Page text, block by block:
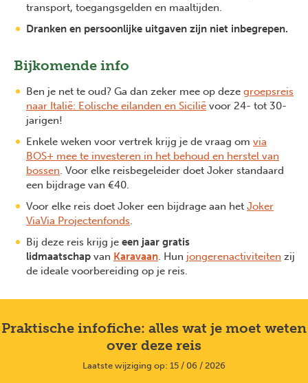
transport, toegangsgelden en maaltijden.
Dranken en persoonlijke uitgaven zijn niet inbegrepen.
Bijkomende info
Ben je net te oud? Ga dan zeker mee op deze groepsreis
naar Italië: Eolische eilanden en Sicilië voor 24- tot 30-
jarigen!
Enkele weken voor vertrek krijg je de vraag om via
BOS+ mee te investeren in het behoud en herstel van
bossen. Voor elke reisbegeleider doet Joker standaard
een bijdrage van €40.
Voor elke reis doet Joker een bijdrage aan het Joker
ViaVia Projectenfonds.
Bij deze reis krijg je een jaar gratis
lidmaatschap van Karavaan. Hun jongerenactiviteiten zijn
de ideale voorbereiding op je reis.
Praktische infofiche: alles wat je moet weten
over deze reis
Laatste wijziging op: 15 / 06 / 2026